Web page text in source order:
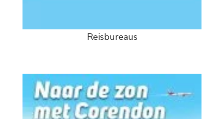
Reisbureaus